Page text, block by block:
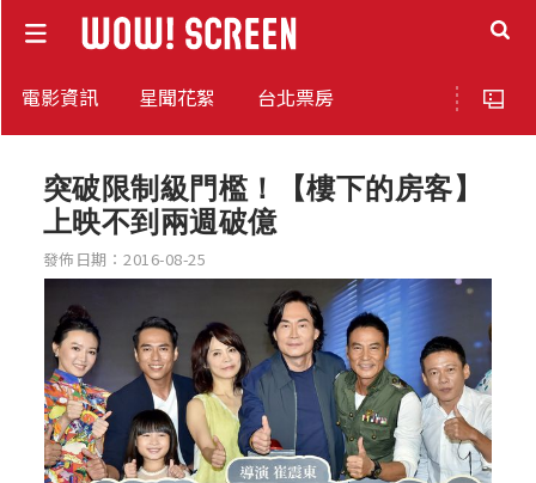
電影資訊 星聞花絮 台北票房
突破限制級門檻！【樓下的房客】
上映不到兩週破億
發佈日期：2016-08-25